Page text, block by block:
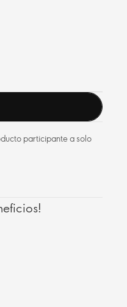
participante a solo